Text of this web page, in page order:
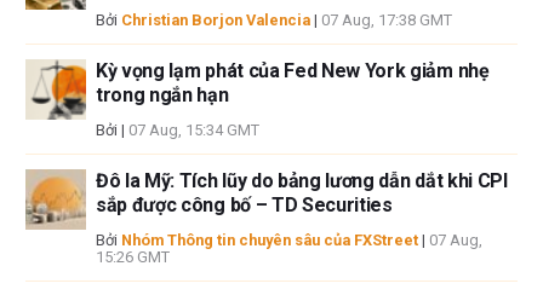
Bởi Christian Borjon Valencia | 07 Aug, 17:38 GMT
Kỳ vọng lạm phát của Fed New York giảm nhẹ
trong ngắn hạn
Bởi | 07 Aug, 15:34 GMT
Đô la Mỹ: Tích lũy do bảng lương dẫn dắt khi CPI
sắp được công bố – TD Securities
Bởi Nhóm Thông tin chuyên sâu của FXStreet | 07 Aug,
15:26 GMT